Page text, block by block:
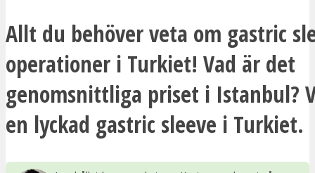
Allt du behöver veta om gastric
operationer i Turkiet! Vad är det
genomsnittliga priset i Istanbul?
en lyckad gastric sleeve i Turkiet.